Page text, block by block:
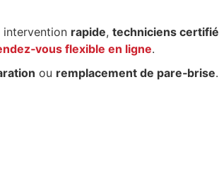
rapide, techniciens
flexible en ligne.
ou remplacement de pare‑brise.